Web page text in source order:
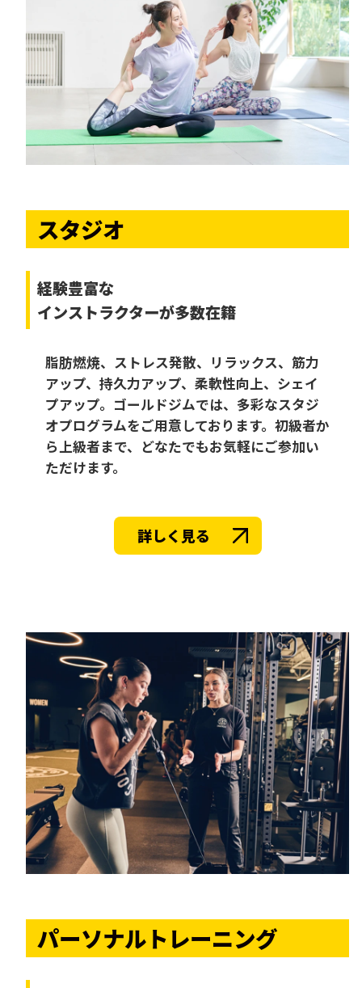
スタジオ
経験豊富な
インストラクターが多数在籍
脂肪燃焼、ストレス発散、リラックス、筋力
アップ、持久力アップ、柔軟性向上、シェイ
プアップ。ゴールドジムでは、多彩なスタジ
オプログラムをご用意しております。初級者か
ら上級者まで、どなたでもお気軽にご参加い
ただけます。
詳しく見る
パーソナルトレーニング